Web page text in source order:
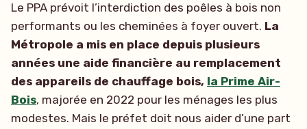
Le PPA prévoit l’interdiction des poêles à bois non
performants ou les cheminées à foyer ouvert. La
Métropole a mis en place depuis plusieurs
années une aide financière au remplacement
des appareils de chauffage bois, la Prime Air-
Bois, majorée en 2022 pour les ménages les plus
modestes. Mais le préfet doit nous aider d’une part